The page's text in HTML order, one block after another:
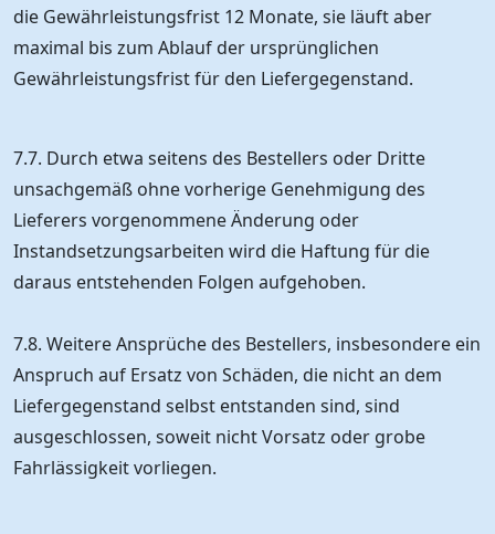
die Gewährleistungsfrist 12 Monate, sie läuft aber
maximal bis zum Ablauf der ursprünglichen
Gewährleistungsfrist für den Liefergegenstand.
7.7. Durch etwa seitens des Bestellers oder Dritte
unsachgemäß ohne vorherige Genehmigung des
Lieferers vorgenommene Änderung oder
Instandsetzungsarbeiten wird die Haftung für die
daraus entstehenden Folgen aufgehoben.
7.8. Weitere Ansprüche des Bestellers, insbesondere ein
Anspruch auf Ersatz von Schäden, die nicht an dem
Liefergegenstand selbst entstanden sind, sind
ausgeschlossen, soweit nicht Vorsatz oder grobe
Fahrlässigkeit vorliegen.